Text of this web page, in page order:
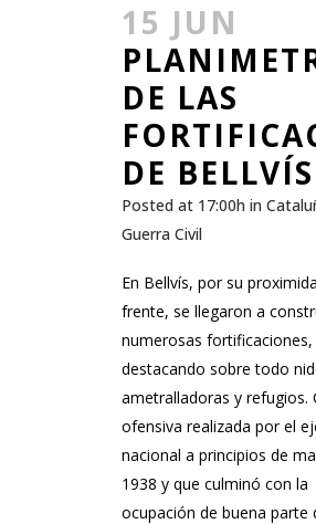
15 JUN
DE LAS
DE BELLVÍS
Posted at 17:00h in
Guerra Civil
En Bellvís, por su
frente, se llegaron a
numerosas fortificaciones,
destacando sobre todo
ametralladoras y refugios.
ofensiva realizada por el
nacional a principios de
1938 y que culminó con la
ocupación de buena parte